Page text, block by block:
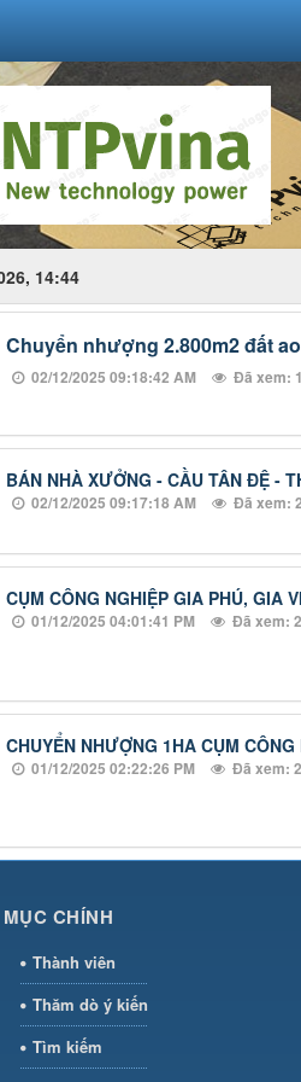
14:44
Chuyển nhượng 2.800m2 đất
02/12/2025 09:18:42 AM Đã xem:
BÁN NHÀ XƯỞNG - CẦU TÂN ĐỆ -
02/12/2025 09:17:18 AM Đã xem:
CỤM CÔNG NGHIỆP GIA PHÚ, GIA
01/12/2025 04:01:41 PM Đã xem:
CHUYỂN NHƯỢNG 1HA CỤM
01/12/2025 02:22:26 PM Đã xem:
CHÍNH
Thành viên
Thăm dò ý kiến
Tìm kiếm